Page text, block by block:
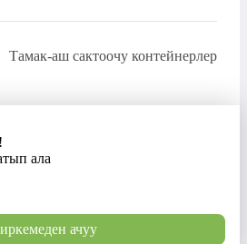
Тамак-аш сактоочу контейнерлер
ала
ачуу